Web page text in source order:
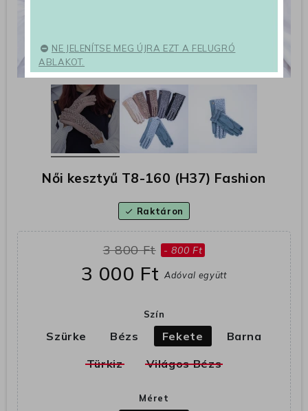
Női kesztyű T8-160 (H37) Fashion
check Raktáron
3 800 Ft - 800 Ft
3 000 FtAdóval együtt
Szín
Szürke Bézs Fekete
Barna
Türkiz
Világos Bézs
Méret
NE JELENÍTSE MEG ÚJRA EZT A FELUGRÓ
ABLAKOT.